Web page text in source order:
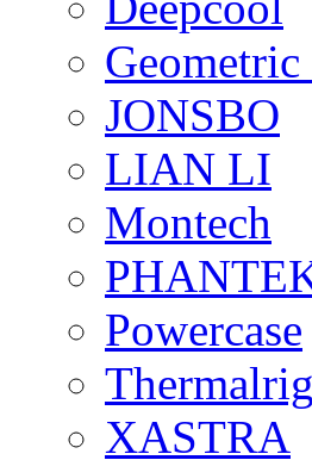
JONSBO
LIAN LI
Montech
Powercase
XASTRA